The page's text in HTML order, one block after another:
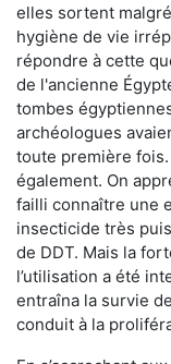
elles sortent
hygiène de vie
répondre à cette
de l'ancienne
tombes
archéologues
toute première
également. On
failli connaître une
insecticide très
de DDT. Mais la
l’utilisation a été
entraîna la survie
conduit à la